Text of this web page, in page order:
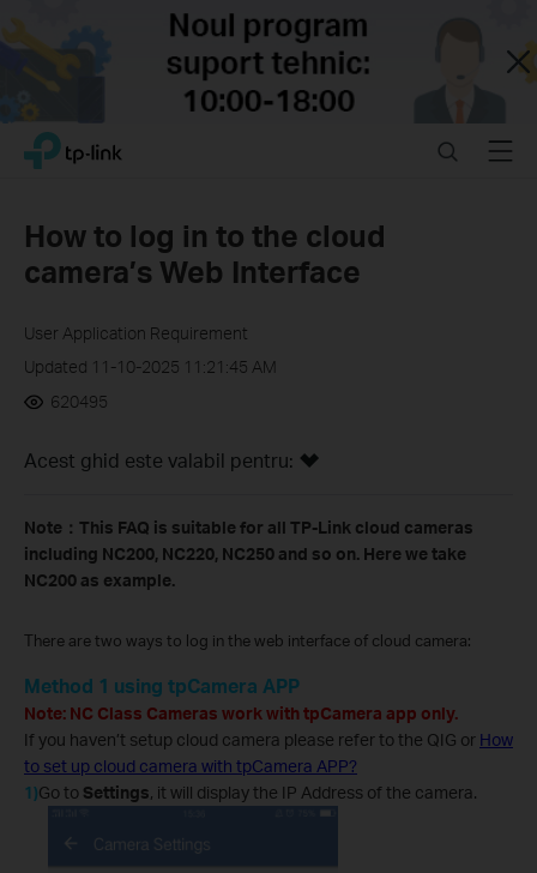
Close
Click
navigation
TP-Link, Reliably Smart SearchMenu
How to log in to the cloud
camera’s Web Interface
User Application Requirement
Updated 11-10-2025 11:21:45 AM
620495
Acest ghid este valabil pentru:
Note：This FAQ is suitable for all TP-Link cloud cameras
including NC200, NC220, NC250 and so on. Here we take
NC200 as example.
There are two ways to log in the web interface of cloud camera:
Method 1 using tpCamera APP
Note: NC Class Cameras work with tpCamera app only.
If you haven’t setup cloud camera please refer to the QIG or How
to set up cloud camera with tpCamera APP?
1)Go to Settings, it will display the IP Address of the camera.